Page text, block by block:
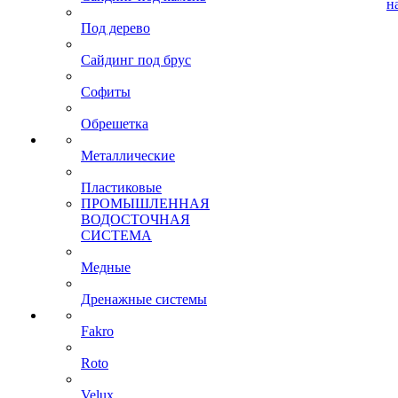
Под дерево
Сайдинг под брус
Софиты
Обрешетка
Металлические
Пластиковые
ПРОМЫШЛЕННАЯ
ВОДОСТОЧНАЯ
СИСТЕМА
Медные
Дренажные системы
Fakro
Roto
Velux